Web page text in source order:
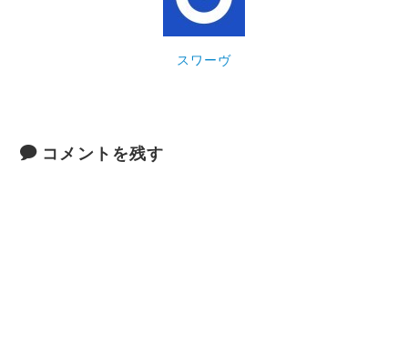
スワーヴ
コメントを残す